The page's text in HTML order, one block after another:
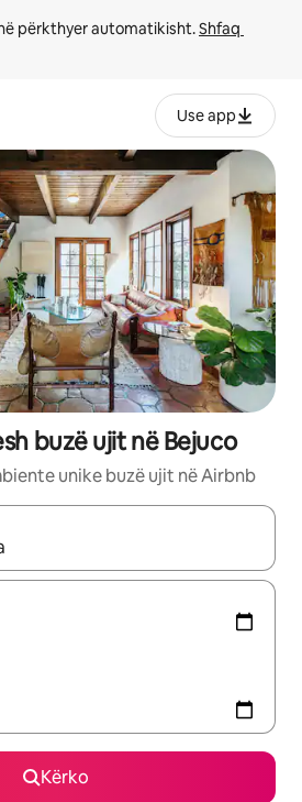
përkthyer automatikisht. Shfaq
Use app
buzë ujit në Bejuco
unike buzë ujit në Airbnb
disponueshme, lëviz me butonat e
Kërko